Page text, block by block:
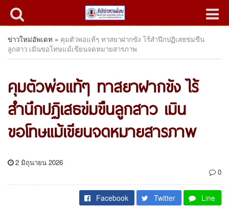
ข่าวใหม่อัพเดท » คุมตัวพ่อแท้ๆ ทาสยาฝากขัง ไร้สำนึกปฏิเสธข่มขืน
ลูกสาว เมินขอโทษแม้เขียนจดหมายสารภาพ
คุมตัวพ่อแท้ๆ ทาสยาฝากขัง ไร้
สำนึกปฏิเสธข่มขืนลูกสาว เมิน
ขอโทษแม้เขียนจดหมายสารภาพ
2 มิถุนายน 2026
0
Facebook Twitter Line